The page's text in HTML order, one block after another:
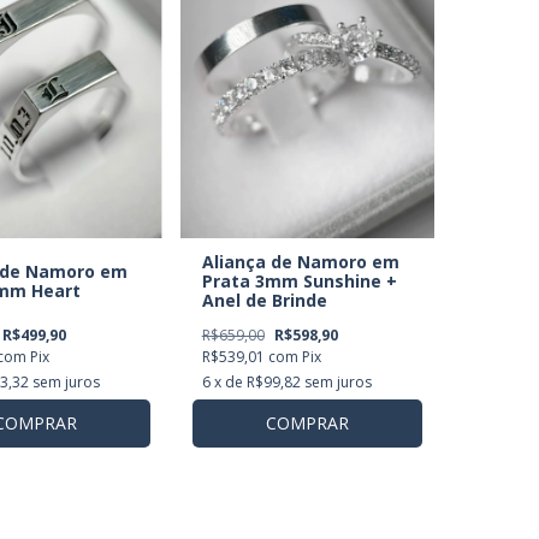
Namoro em
Heart
R$499,90
Pix
sem juros
Aliança de Namoro em
Prata 3mm Sunshine +
Anel de Brinde
R$659,00 R$598,90
R$539,01 com Pix
6x de R$99,82 sem juros
COMPRAR